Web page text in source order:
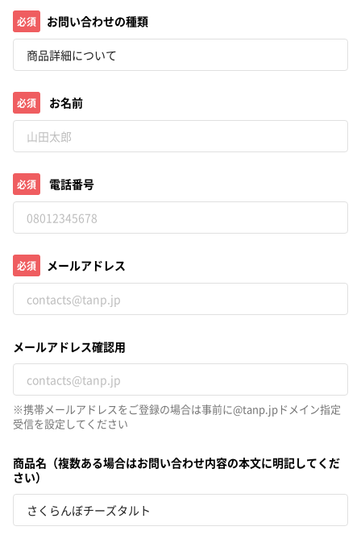
必須 お問い合わせの種類
必須 お名前
必須 電話番号
必須 メールアドレス
メールアドレス確認用
※携帯メールアドレスをご登録の場合は事前に@tanp.jpドメイン指定
受信を設定してください
商品名（複数ある場合はお問い合わせ内容の本文に明記してくだ
さい）